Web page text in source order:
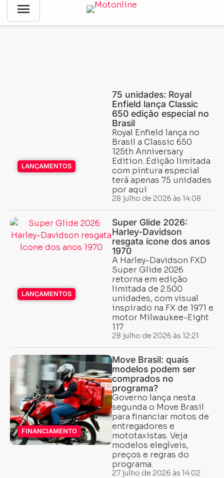
menu Notícias-- Página 3
LANÇAMENTOS
75 unidades: Royal
Enfield lança Classic
650 edição especial no
Brasil
Royal Enfield lança no
Brasil a Classic 650
125th Anniversary
Edition. Edição limitada
com pintura especial
terá apenas 75 unidades
por aqui
28 julho de 2026 às 14:08
LANÇAMENTOS
Super Glide 2026:
Harley-Davidson
resgata ícone dos anos
1970
A Harley-Davidson FXD
Super Glide 2026
retorna em edição
limitada de 2.500
unidades, com visual
inspirado na FX de 1971 e
motor Milwaukee-Eight
117
28 julho de 2026 às 12:21
FINANCIAMENTO
Move Brasil: quais
modelos podem ser
comprados no
programa?
Governo lança nesta
segunda o Move Brasil
para financiar motos de
entregadores e
mototaxistas. Veja
modelos elegíveis,
preços e regras do
programa.
27 julho de 2026 às 14:02